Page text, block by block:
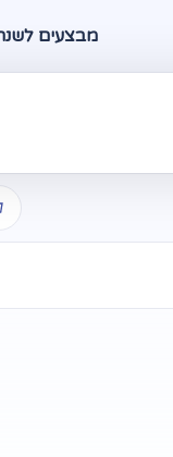
מבצעים לשנת